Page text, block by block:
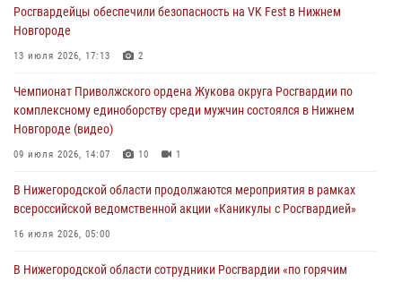
13 июля 2026, 06:45
Росгвардейцы предотвратили серию краж в Нижнем Новгороде
Росгвардейцы обеспечили безопасность на VK Fest в Нижнем
Новгороде
13 июля 2026, 17:13 2
Чемпионат Приволжского ордена Жукова округа Росгвардии по
комплексному единоборству среди мужчин состоялся в Нижнем
Новгороде (видео)
09 июля 2026, 14:07 10 1
В Нижегородской области продолжаются мероприятия в рамках
всероссийской ведомственной акции «Каникулы с Росгвардией»
16 июля 2026, 05:00
В Нижегородской области сотрудники Росгвардии «по горячим